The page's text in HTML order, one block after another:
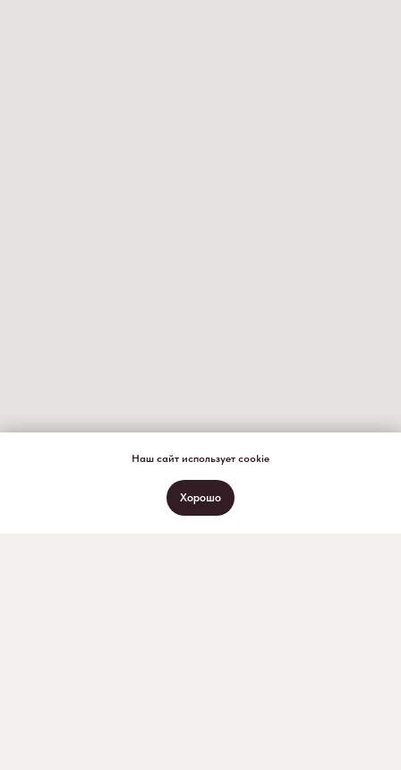
Наш сайт использует cookie
Хорошо